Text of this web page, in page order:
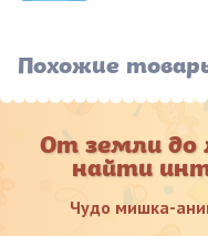
Похожие
От земли до
найти
Чудо мишка-